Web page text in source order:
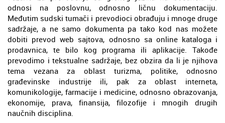
odnosi na poslovnu, odnosno ličnu dokumentaciju.
Međutim sudski tumači i prevodioci obrađuju i mnoge druge
sadržaje, a ne samo dokumenta pa tako kod nas možete
dobiti prevod web sajtova, odnosno sa online kataloga i
prodavnica, te bilo kog programa ili aplikacije. Takođe
prevodimo i tekstualne sadržaje, bez obzira da li je njihova
tema vezana za oblast turizma, politike, odnosno
građevinske industrije ili, pak za oblast interneta,
komunikologije, farmacije i medicine, odnosno obrazovanja,
ekonomije, prava, finansija, filozofije i mnogih drugih
naučnih disciplina.